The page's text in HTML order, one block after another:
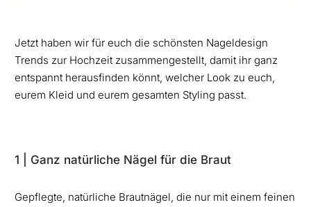
Jetzt haben wir für euch die schönsten Nageldesign
Trends zur Hochzeit zusammengestellt, damit ihr ganz
entspannt herausfinden könnt, welcher Look zu euch,
eurem Kleid und eurem gesamten Styling passt.
1 | Ganz natürliche Nägel für die Braut
Gepflegte, natürliche Brautnägel, die nur mit einem feinen